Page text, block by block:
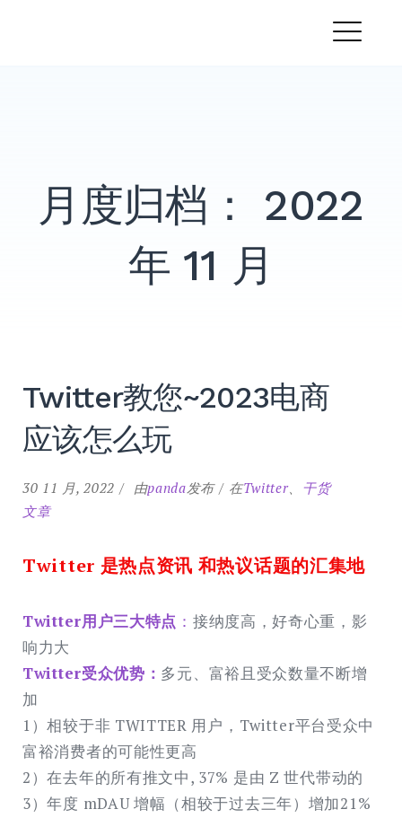
月度归档： 2022
年 11 月
Twitter教您~2023电商
应该怎么玩
30 11 月, 2022 由panda发布 在Twitter、 干货
文章
Twitter 是热点资讯 和热议话题的汇集地
Twitter用户三大特点 ： 接纳度高，好奇心重，影
响力大
Twitter受众优势： 多元、富裕且受众数量不断增
加
1）相较于⾮ TWITTER ⽤户，Twitter平台受众中
富裕消费者的可能性更高
2）在去年的所有推⽂中, 37% 是由 Z 世代带动的
3）年度 mDAU 增幅（相较于过去三年）增加21%